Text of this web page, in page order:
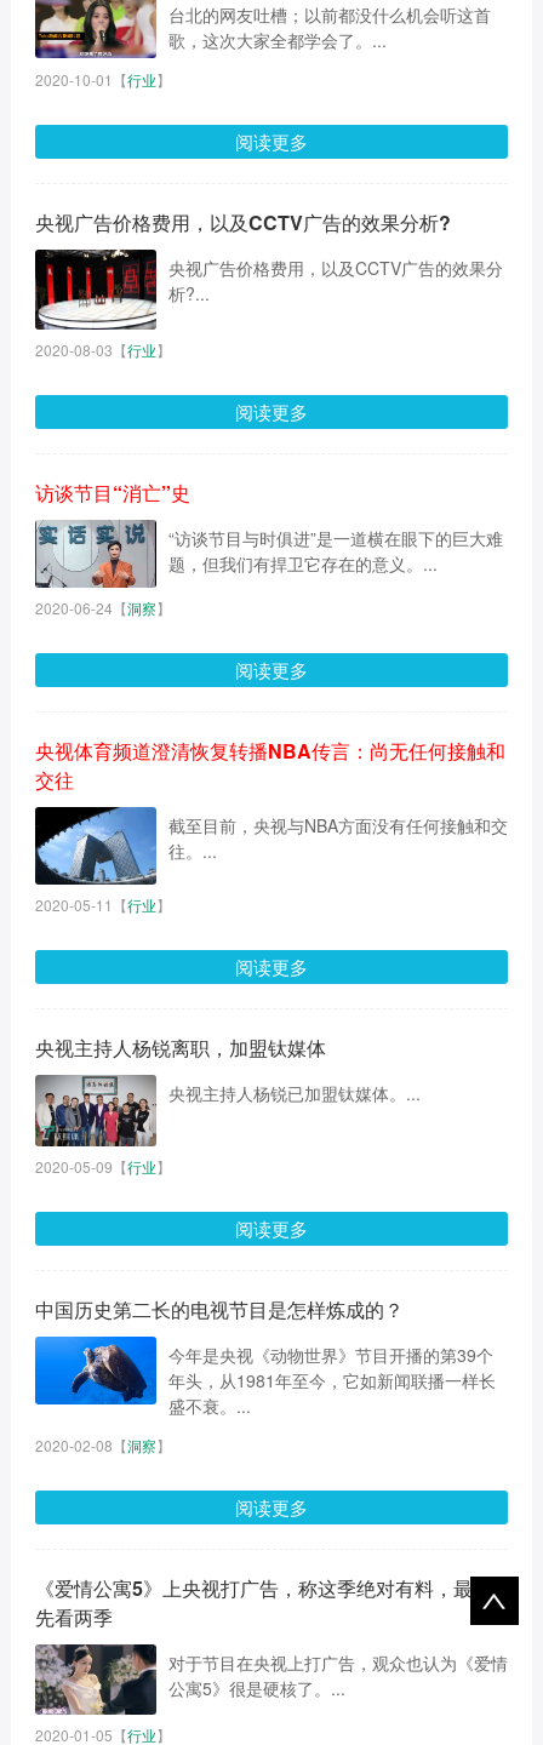
台北的网友吐槽；以前都没什么机会听这首
歌，这次大家全都学会了。...
2020-10-01 【行业】
阅读更多
央视广告价格费用，以及CCTV广告的效果分析?
央视广告价格费用，以及CCTV广告的效果分
析?...
2020-08-03 【行业】
阅读更多
访谈节目“消亡”史
“访谈节目与时俱进”是一道横在眼下的巨大难
题，但我们有捍卫它存在的意义。...
2020-06-24 【洞察】
阅读更多
央视体育频道澄清恢复转播NBA传言：尚无任何接触和
交往
截至目前，央视与NBA方面没有任何接触和交
往。...
2020-05-11 【行业】
阅读更多
央视主持人杨锐离职，加盟钛媒体
央视主持人杨锐已加盟钛媒体。...
2020-05-09 【行业】
阅读更多
中国历史第二长的电视节目是怎样炼成的？
今年是央视《动物世界》节目开播的第39个
年头，从1981年至今，它如新闻联播一样长
盛不衰。...
2020-02-08 【洞察】
阅读更多
《爱情公寓5》上央视打广告，称这季绝对有料，最好
先看两季
对于节目在央视上打广告，观众也认为《爱情
公寓5》很是硬核了。...
2020-01-05 【行业】